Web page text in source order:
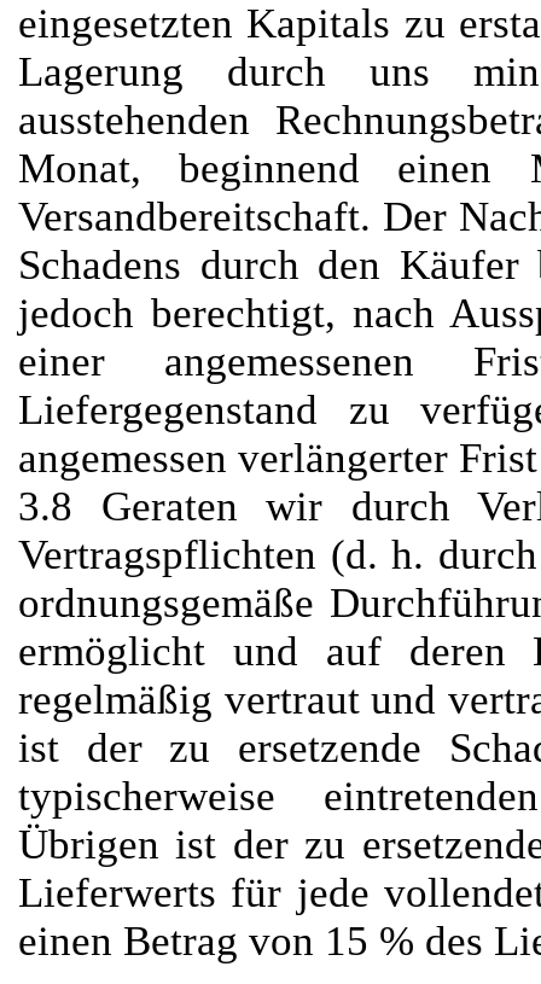
eingesetzten Kapitals zu
Lagerung durch uns
ausstehenden
Monat, beginnend
Versandbereitschaft. Der
Schadens durch den
jedoch berechtigt, nach
einer angemessenen
Liefergegenstand zu
angemessen verlängerter
3.8 Geraten wir durch
Vertragspflichten (d. h.
ordnungsgemäße
ermöglicht und auf deren
regelmäßig vertraut und
ist der zu ersetzende
typischerweise
Übrigen ist der zu
Lieferwerts für jede
einen Betrag von 15 % des